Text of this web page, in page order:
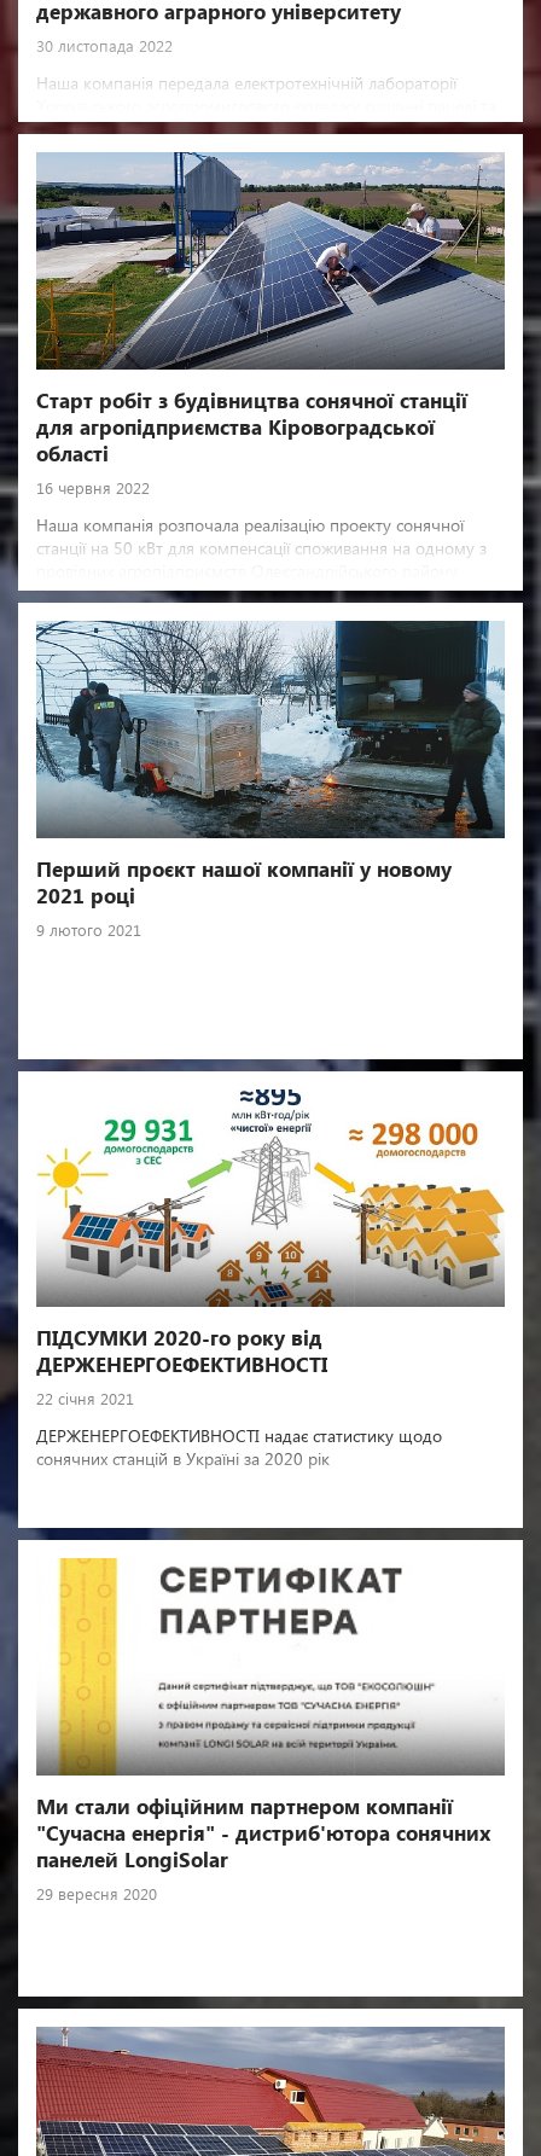
державного аграрного університету
30 листопада 2022
Наша компанія передала електротехнічній лабораторії
інвертори для проведення навчально-практичного процесу
студентів
Старт робіт з будівництва сонячної станції
для агропідприємства Кіровоградської
області
16 червня 2022
Наша компанія розпочала реалізацію проекту сонячної
станції на 50 кВт для компенсації споживання на одному з
Кіровоградської області.
Перший проєкт нашої компанії у новому
2021 році
9 лютого 2021
ПІДСУМКИ 2020-го року від
ДЕРЖЕНЕРГОЕФЕКТИВНОСТІ
22 січня 2021
ДЕРЖЕНЕРГОЕФЕКТИВНОСТІ надає статистику щодо
сонячних станцій в Україні за 2020 рік
Ми стали офіційним партнером компанії
"Сучасна енергія" - дистриб'ютора сонячних
панелей LongiSolar
29 вересня 2020